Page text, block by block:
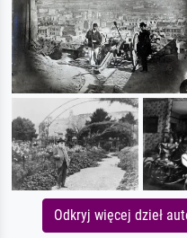
Odkryj więcej dzieł